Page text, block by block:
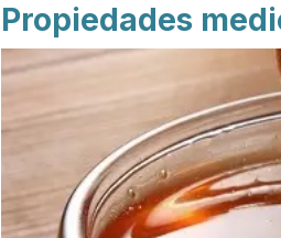
Propiedades